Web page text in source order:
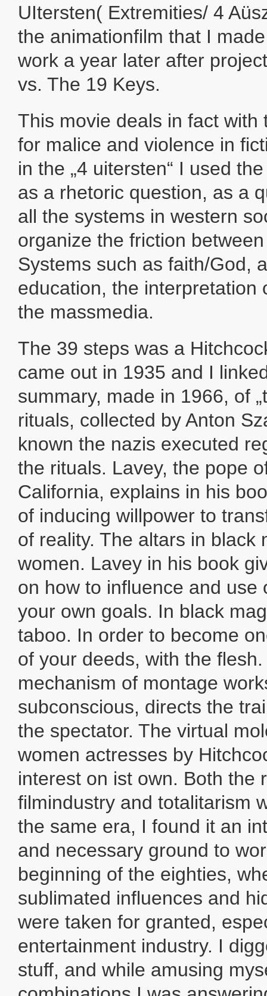
UItersten( Extremities/ 4
the animationfilm that I
work a year later after
vs. The 19 Keys.
This movie deals in fact with
for malice and violence in
in the „4 uitersten“ I used
as a rhetoric question, as a
all the systems in western
organize the friction
Systems such as faith/God,
education, the interpretation
the massmedia.
The 39 steps was a
came out in 1935 and I
summary, made in 1966, of
rituals, collected by Anton
known the nazis executed
the rituals. Lavey, the pope
California, explains in his
of inducing willpower to
of reality. The altars in black
women. Lavey in his book
on how to influence and use
your own goals. In black
taboo. In order to become
of your deeds, with the
mechanism of montage
subconscious, directs the
the spectator. The virtual
women actresses by
interest on ist own. Both the
filmindustry and totalitarism
the same era, I found it an
and necessary ground to
beginning of the eighties,
sublimated influences and
were taken for granted,
entertainment industry. I
stuff, and while amusing